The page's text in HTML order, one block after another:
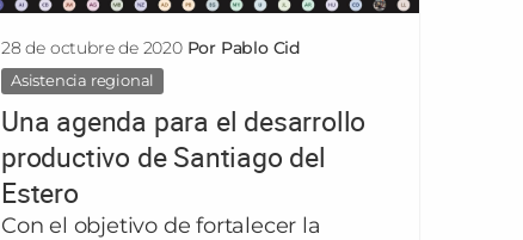
28 de octubre de 2020 Por Pablo Cid
Asistencia regional
Una agenda para el desarrollo
productivo de Santiago del
Estero
Con el objetivo de fortalecer la